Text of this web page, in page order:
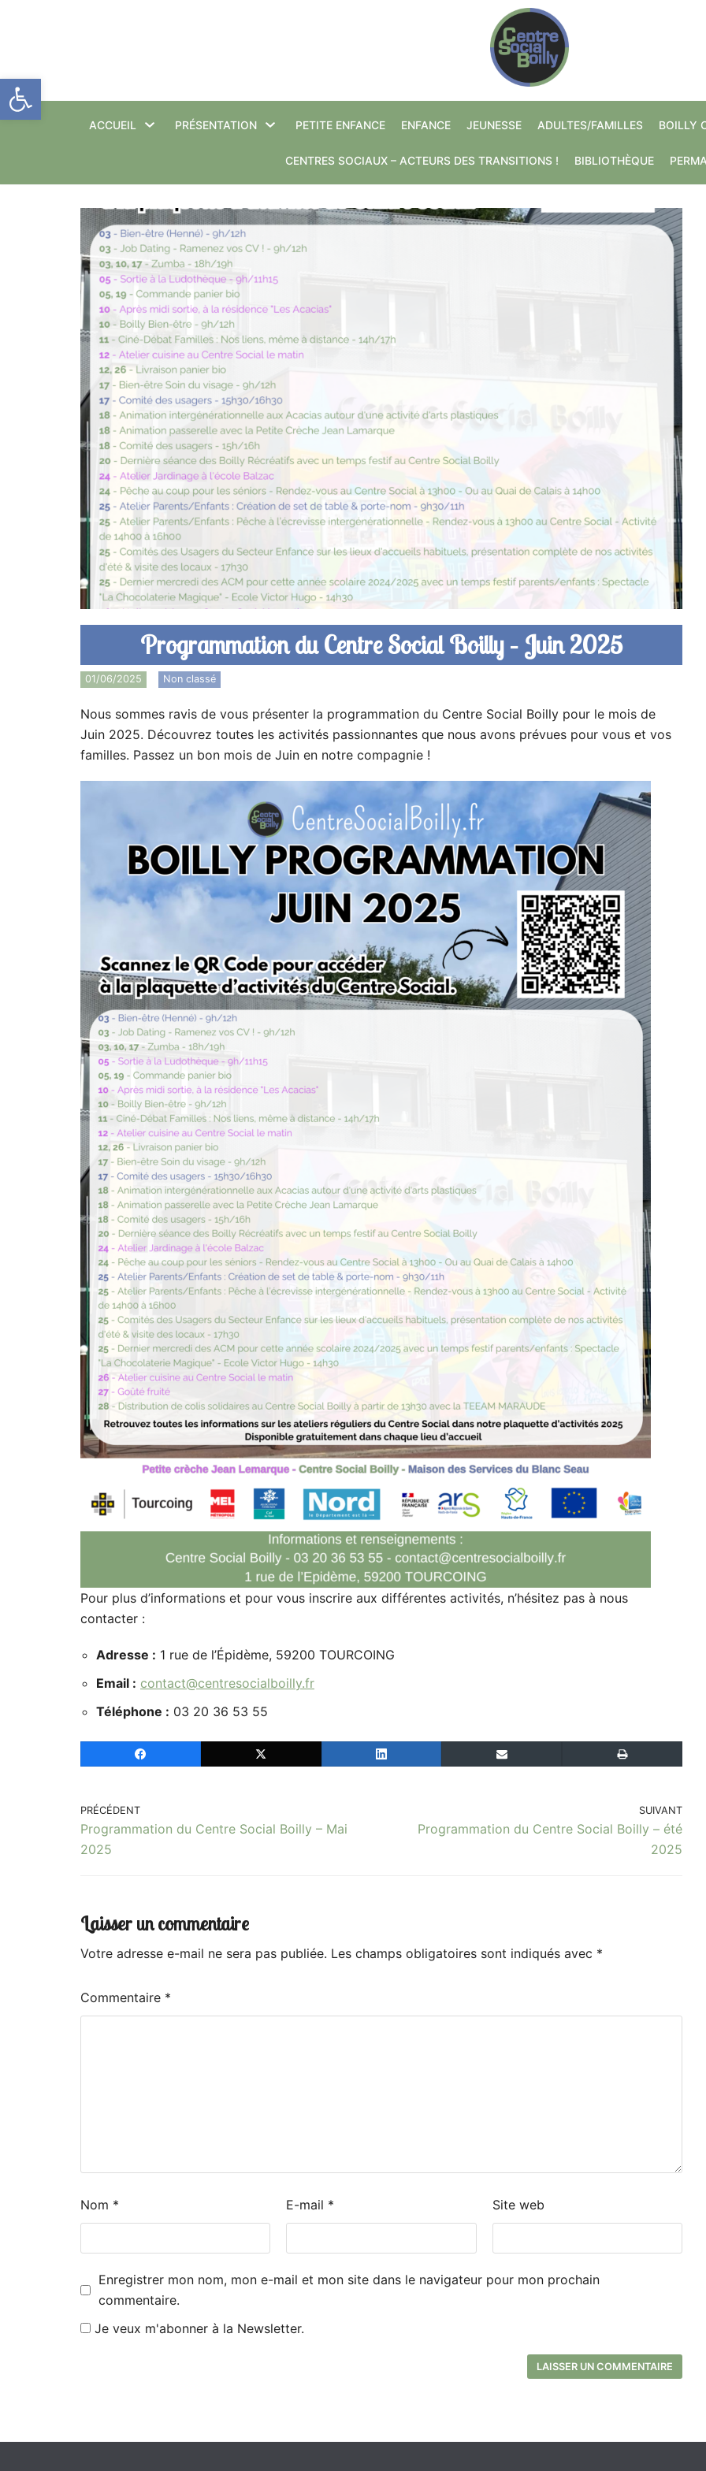
Ouvrir la barre d’outils
contenu
ACCUEIL PRÉSENTATION PETITE ENFANCE ENFANCE JEUNESSE ADULTES/FAMILLES BOILLY
CENTRES SOCIAUX – ACTEURS DES TRANSITIONS ! BIBLIOTHÈQUE
Programmation du Centre Social Boilly – Juin 2025
01/06/2025 Non classé
Nous sommes ravis de vous présenter la programmation du Centre Social Boilly pour le mois de
Juin 2025. Découvrez toutes les activités passionnantes que nous avons prévues pour vous et vos
familles. Passez un bon mois de Juin en notre compagnie !
Pour plus d’informations et pour vous inscrire aux différentes activités, n’hésitez pas à nous
contacter :
Adresse : 1 rue de l’Épidème, 59200 TOURCOING
Email : contact@centresocialboilly.fr
Téléphone : 03 20 36 53 55
PRÉCÉDENT
Programmation du Centre Social Boilly – Mai
2025
SUIVANT
Programmation du Centre Social Boilly – été
2025
Laisser un commentaire
Votre adresse e-mail ne sera pas publiée. Les champs obligatoires sont indiqués avec *
Commentaire *
Nom * E-mail * Site web
Enregistrer mon nom, mon e-mail et mon site dans le navigateur pour mon prochain
commentaire.
Je veux m'abonner à la Newsletter.